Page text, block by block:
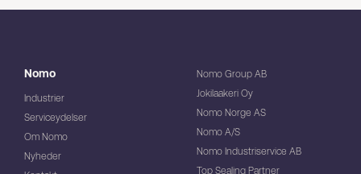
Nomo
Industrier
Serviceydelser
Om Nomo
Nyheder
Nomo Group AB
Jokilaakeri Oy
Nomo Norge AS
Nomo A/S
Nomo Industriservice AB
Top Sealing Partner